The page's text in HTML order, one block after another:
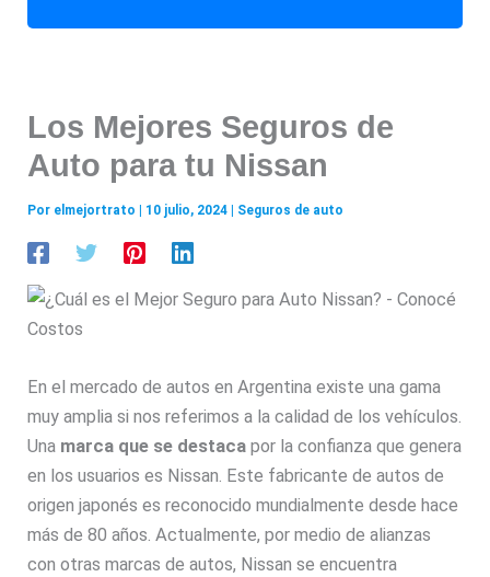
Los Mejores Seguros de
Auto para tu Nissan
Por elmejortrato 10 julio, 2024 Seguros de auto
En el mercado de autos en Argentina existe una gama
muy amplia si nos referimos a la calidad de los vehículos.
Una marca que se destaca por la confianza que genera
en los usuarios es Nissan. Este fabricante de autos de
origen japonés es reconocido mundialmente desde hace
más de 80 años. Actualmente, por medio de alianzas
con otras marcas de autos, Nissan se encuentra